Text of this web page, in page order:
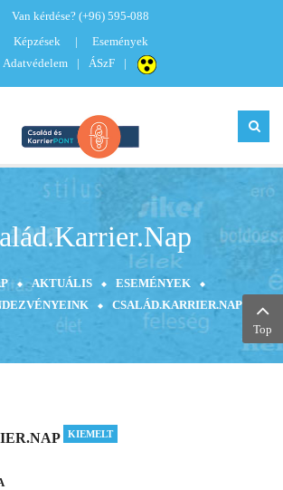
Van kérdése? (+96) 595-088
Képzések
Események
Adatvédelem
ÁSzF
AKTUÁLIS
ESEMÉNYEK
CSALÁD.KARRIER.NAP
KIEMELT
Top